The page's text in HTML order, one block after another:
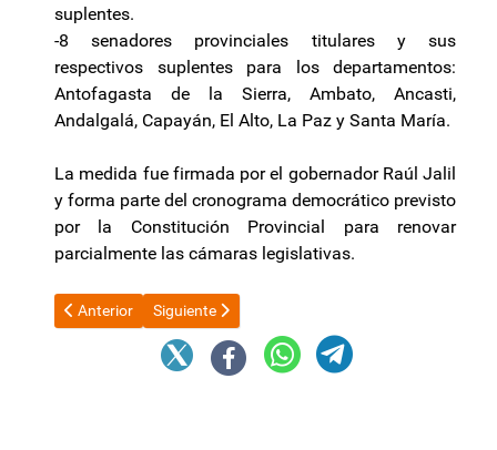
suplentes.
-8 senadores provinciales titulares y sus
respectivos suplentes para los departamentos:
Antofagasta de la Sierra, Ambato, Ancasti,
Andalgalá, Capayán, El Alto, La Paz y Santa María.
La medida fue firmada por el gobernador Raúl Jalil
y forma parte del cronograma democrático previsto
por la Constitución Provincial para renovar
parcialmente las cámaras legislativas.
Artículo anterior: 7 de 10 hogares destinan hasta el 50% del
Anterior Artículo siguiente: Tras el Criptogate, un senador
Siguiente